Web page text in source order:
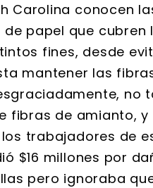
Carolina conocen
papel que
fines, desde
mantener las
no
fibras de amianto,
trabajadores de
$16 millones por
pero ignoraba